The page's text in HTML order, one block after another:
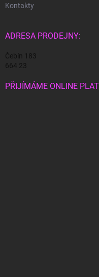
Kontakty
ADRESA PRODEJNY:
Čebín 183
664 23
PŘIJÍMÁME ONLINE